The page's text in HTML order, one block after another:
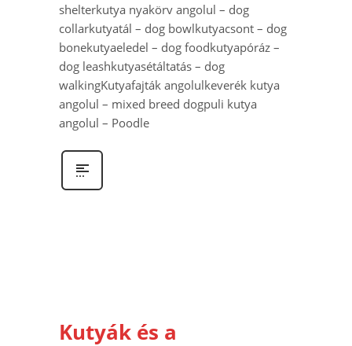
shelterkutya nyakörv angolul – dog
collarkutyatál – dog bowlkutyacsont – dog
bonekutyaeledel – dog foodkutyapóráz –
dog leashkutyasétáltatás – dog
walkingKutyafajták angolulkeverék kutya
angolul – mixed breed dogpuli kutya
angolul – Poodle
Kutyák és a